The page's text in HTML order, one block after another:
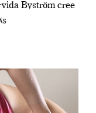
Byström cree
[…]